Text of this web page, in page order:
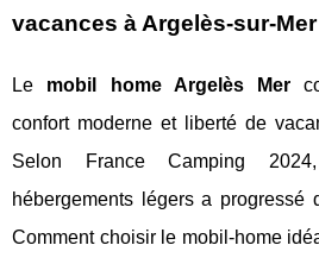
vacances à Argelès-sur-
Le mobil home Argelès Mer
confort moderne et liberté de
Selon France Camping
hébergements légers a progressé
Comment choisir le mobil-home